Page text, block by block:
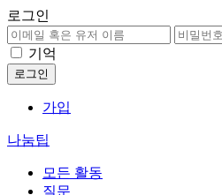
로그인
기억
가입
나눔팁
모든 활동
질문